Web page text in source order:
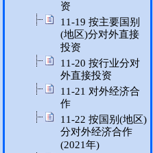
资
11-19 按主要国别
(地区)分对外直接
投资
11-20 按行业分对
外直接投资
11-21 对外经济合
作
11-22 按国别(地区)
分对外经济合作
(2021年)